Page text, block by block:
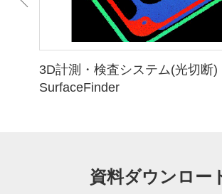
塗布検査システム FV-
資料ダウンロー